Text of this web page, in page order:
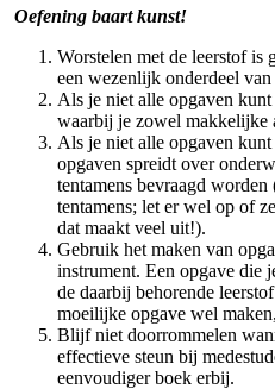
Oefening baart kunst!
Worstelen met de leerstof is
een wezenlijk onderdeel van
Als je niet alle opgaven
waarbij je zowel makkelijke
Als je niet alle opgaven
opgaven spreidt over
tentamens bevraagd
tentamens; let er wel op of
dat maakt veel uit!).
Gebruik het maken van
instrument. Een opgave die
de daarbij behorende
moeilijke opgave wel
Blijf niet doorrommelen
effectieve steun bij
eenvoudiger boek erbij.